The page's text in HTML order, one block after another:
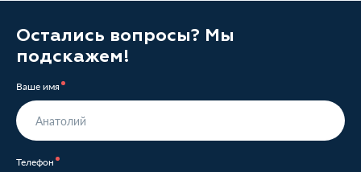
Остались вопросы? Мы
подскажем!
Ваше имя
Телефон